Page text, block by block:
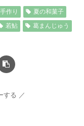
作り
夏の和菓子
若鮎 葛まんじゅう
する